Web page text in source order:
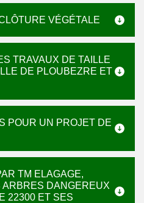
VÉGÉTALE
TRAVAUX DE TAILLE
DE PLOUBEZRE ET
POUR UN PROJET DE
TM ELAGAGE,
DANGEREUX
22300 ET SES